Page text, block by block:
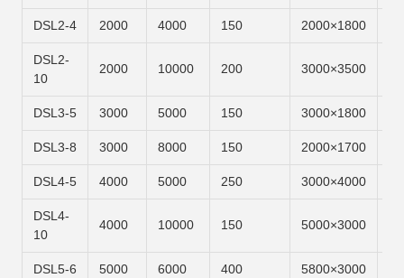
DSL2-4 2000 4000 150 2000×1800
DSL2-
10
2000 10000 200 3000×3500
DSL3-5 3000 5000 150 3000×1800
DSL3-8 3000 8000 150 2000×1700
DSL4-5 4000 5000 250 3000×4000
DSL4-
10
4000 10000 150 5000×3000
DSL5-6 5000 6000 400 5800×3000